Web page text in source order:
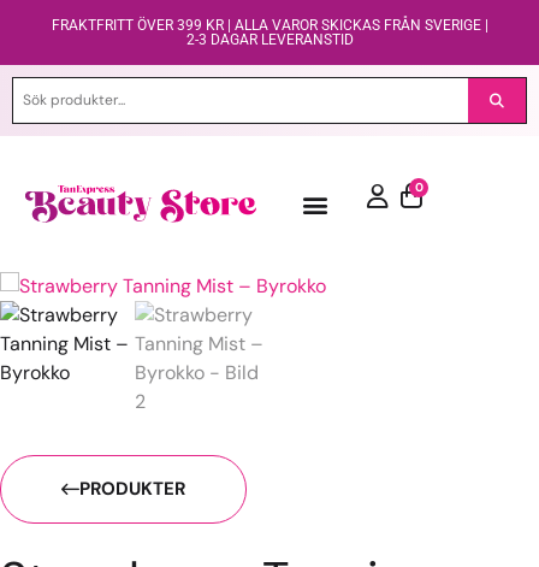
FRAKTFRITT ÖVER 399 KR | ALLA VAROR SKICKAS FRÅN SVERIGE |
2-3 DAGAR LEVERANSTID
0
PRODUKTER